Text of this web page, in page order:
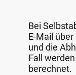
Bei
E-Mail
und die
Fall
berechnet.